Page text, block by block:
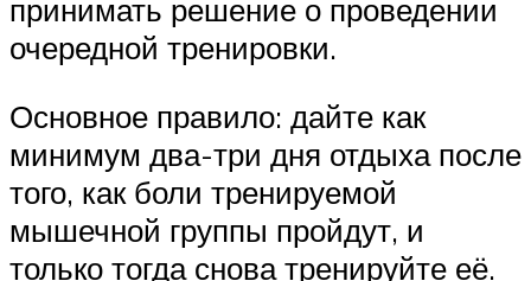
принимать решение о проведении
очередной тренировки.
Основное правило: дайте как
минимум два-три дня отдыха после
того, как боли тренируемой
мышечной группы пройдут, и
только тогда снова тренируйте её.